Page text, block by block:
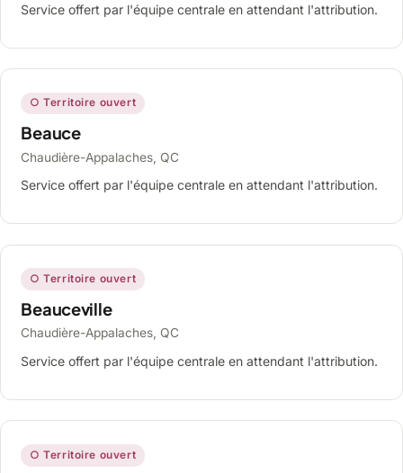
Service offert par l'équipe centrale en attendant l'attribution.
○ Territoire ouvert
Beauce
Chaudière-Appalaches, QC
Service offert par l'équipe centrale en attendant l'attribution.
○ Territoire ouvert
Beauceville
Chaudière-Appalaches, QC
Service offert par l'équipe centrale en attendant l'attribution.
○ Territoire ouvert